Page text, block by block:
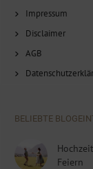
Impressum
Disclaimer
AGB
BELIEBTE
Feiern